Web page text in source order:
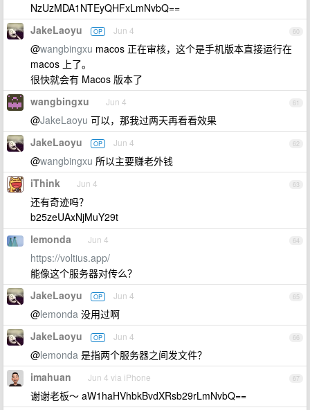
NzUzMDA1NTEyQHFxLmNvbQ==
60
JakeLaoyu OP Jun 4
@wangbingxu macos 正在审核，这个是手机版本直接运行在
macos 上了。
很快就会有 Macos 版本了
61
wangbingxu Jun 4
@JakeLaoyu 可以，那我过两天再看看效果
62
JakeLaoyu OP Jun 4
@wangbingxu 所以主要赚老外钱
63
iThink Jun 4
还有奇迹吗？
b25zeUAxNjMuY29t
64
lemonda Jun 4
https://voltius.app/
能像这个服务器对传么？
65
JakeLaoyu OP Jun 4
@lemonda 没用过啊
66
JakeLaoyu OP Jun 4
@lemonda 是指两个服务器之间发文件？
67
imahuan Jun 4 via iPhone
谢谢老板～ aW1haHVhbkBvdXRsb29rLmNvbQ==